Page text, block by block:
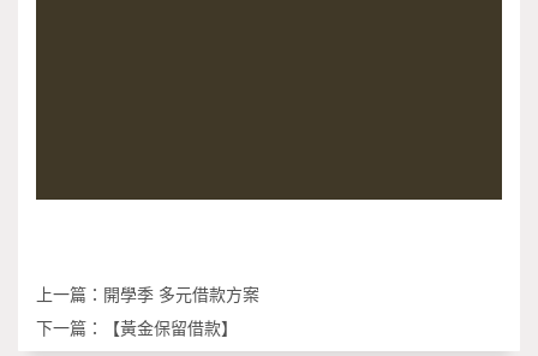
上一篇： 開學季 多元借款方案
下一篇：
【黃金保留借款】